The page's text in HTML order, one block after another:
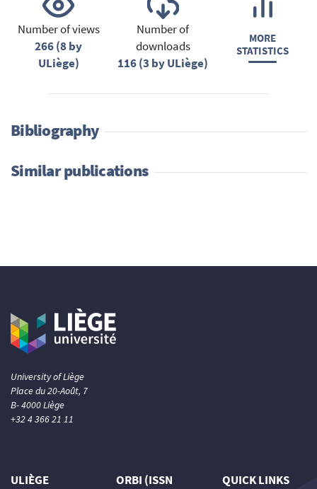
Number of views
266 (8 by
ULiège)
Number of
downloads
116 (3 by ULiège)
MORE
STATISTICS
Bibliography
Similar publications
University of Liège
Place du 20-Août, 7
B- 4000 Liège
+32 4 366 21 11
ULIÈGE ORBI (ISSN QUICK LINKS